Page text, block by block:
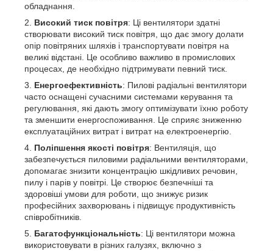
обладнання.
Високий тиск повітря: Ці вентилятори здатні
створювати високий тиск повітря, що дає змогу долати
опір повітряних шляхів і транспортувати повітря на
великі відстані. Це особливо важливо в промислових
процесах, де необхідно підтримувати певний тиск.
Енергоефективність: Пилові радіальні вентилятори
часто оснащені сучасними системами керування та
регулювання, які дають змогу оптимізувати їхню роботу
та зменшити енергоспоживання. Це сприяє зниженню
експлуатаційних витрат і витрат на електроенергію.
Поліпшення якості повітря: Вентиляція, що
забезпечується пиловими радіальними вентиляторами,
допомагає знизити концентрацію шкідливих речовин,
пилу і парів у повітрі. Це створює безпечніші та
здоровіші умови для роботи, що знижує ризик
професійних захворювань і підвищує продуктивність
співробітників.
Багатофункціональність: Ці вентилятори можна
використовувати в різних галузях, включно з